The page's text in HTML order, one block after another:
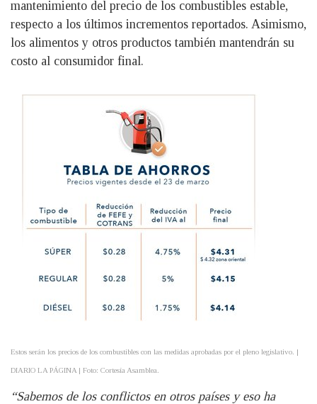
mantenimiento del precio de los combustibles estable,
respecto a los últimos incrementos reportados. Asimismo,
los alimentos y otros productos también mantendrán su
costo al consumidor final.
Estos serán los precios de los combustibles con las medidas aprobadas por el pleno legislativo. |
DIARIO LA PÁGINA | Foto: Cortesía Asamblea.
“Sabemos de los conflictos en otros países y eso ha